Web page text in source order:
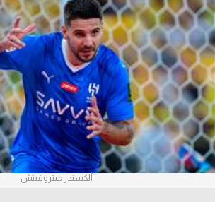
فيديوهات
عدسات
آراء حرة
ركن الألعاب
بطولات
ألكسندر ميتروفيتش